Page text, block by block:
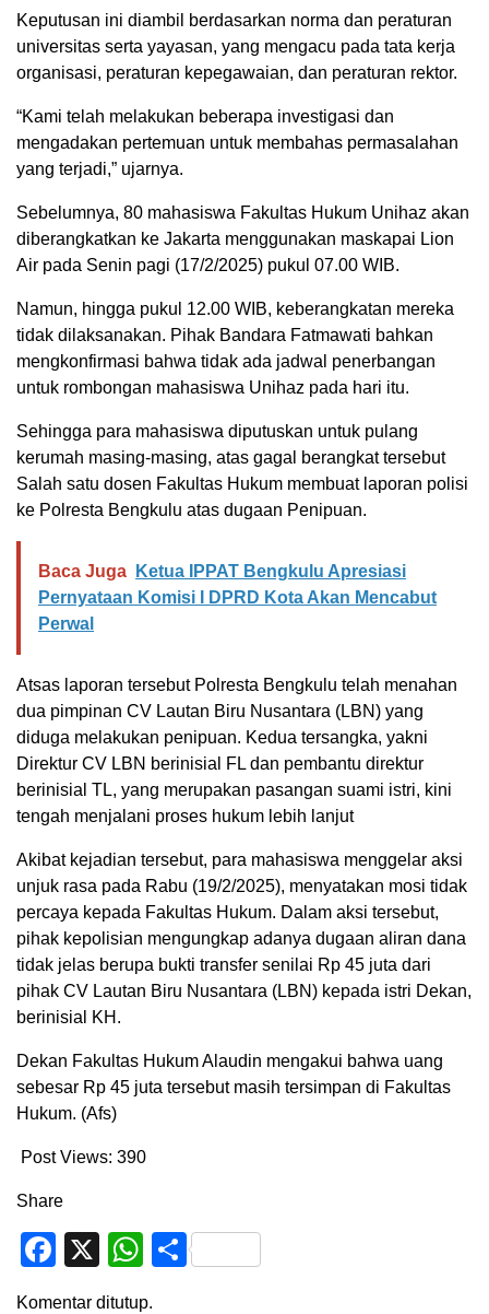
Keputusan ini diambil berdasarkan norma dan peraturan
universitas serta yayasan, yang mengacu pada tata kerja
organisasi, peraturan kepegawaian, dan peraturan rektor.
“Kami telah melakukan beberapa investigasi dan
mengadakan pertemuan untuk membahas permasalahan
yang terjadi,” ujarnya.
Sebelumnya, 80 mahasiswa Fakultas Hukum Unihaz akan
diberangkatkan ke Jakarta menggunakan maskapai Lion
Air pada Senin pagi (17/2/2025) pukul 07.00 WIB.
Namun, hingga pukul 12.00 WIB, keberangkatan mereka
tidak dilaksanakan. Pihak Bandara Fatmawati bahkan
mengkonfirmasi bahwa tidak ada jadwal penerbangan
untuk rombongan mahasiswa Unihaz pada hari itu.
Sehingga para mahasiswa diputuskan untuk pulang
kerumah masing-masing, atas gagal berangkat tersebut
Salah satu dosen Fakultas Hukum membuat laporan polisi
ke Polresta Bengkulu atas dugaan Penipuan.
Baca Juga
Ketua IPPAT Bengkulu Apresiasi
Pernyataan Komisi I DPRD Kota Akan Mencabut
Perwal
Atsas laporan tersebut Polresta Bengkulu telah menahan
dua pimpinan CV Lautan Biru Nusantara (LBN) yang
diduga melakukan penipuan. Kedua tersangka, yakni
Direktur CV LBN berinisial FL dan pembantu direktur
berinisial TL, yang merupakan pasangan suami istri, kini
tengah menjalani proses hukum lebih lanjut
Akibat kejadian tersebut, para mahasiswa menggelar aksi
unjuk rasa pada Rabu (19/2/2025), menyatakan mosi tidak
percaya kepada Fakultas Hukum. Dalam aksi tersebut,
pihak kepolisian mengungkap adanya dugaan aliran dana
tidak jelas berupa bukti transfer senilai Rp 45 juta dari
pihak CV Lautan Biru Nusantara (LBN) kepada istri Dekan,
berinisial KH.
Dekan Fakultas Hukum Alaudin mengakui bahwa uang
sebesar Rp 45 juta tersebut masih tersimpan di Fakultas
Hukum. (Afs)
Post Views: 390
Share
Facebook
X WhatsApp
Share
Komentar ditutup.